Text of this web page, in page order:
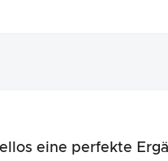
eine perfekte